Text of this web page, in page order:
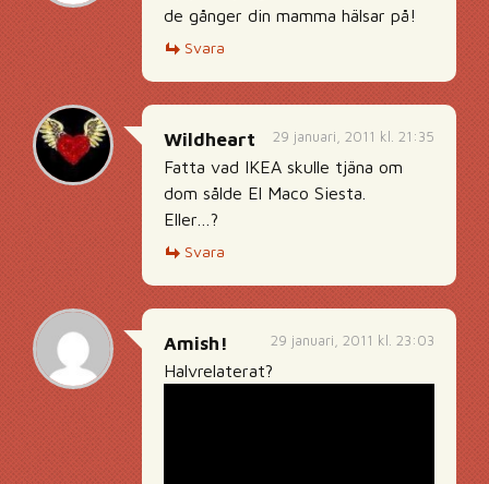
de gånger din mamma hälsar på!
Svara
29 januari, 2011 kl. 21:35
Wildheart
Fatta vad IKEA skulle tjäna om
dom sålde El Maco Siesta.
Eller…?
Svara
29 januari, 2011 kl. 23:03
Amish!
Halvrelaterat?